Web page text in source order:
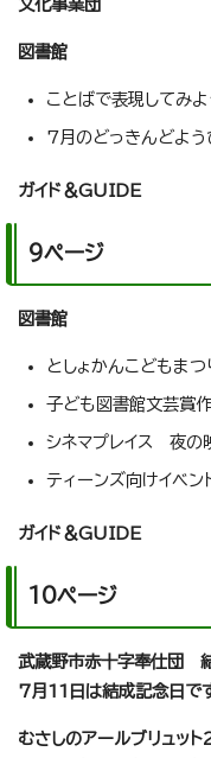
文化事業団
図書館
ことばで表現してみ
7月のどっきんどよう
ガイド＆GUIDE
9ページ
図書館
としょかんこどもまつ
子ども図書館文芸賞
シネマプレイス 夜の
ティーンズ向けイベ
ガイド＆GUIDE
10ページ
武蔵野市赤十字奉仕団
7月11日は結成記念日で
むさしのアールブリュッ